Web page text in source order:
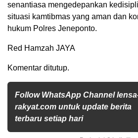
senantiasa mengedepankan
situasi kamtibmas yang aman dan
hukum Polres Jeneponto.
Red Hamzah JAYA
Komentar ditutup.
Follow WhatsApp Channel
rakyat.com untuk update berita
terbaru setiap hari